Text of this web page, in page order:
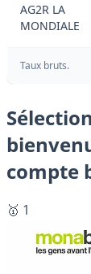
AG2R LA
MONDIALE
Taux bruts.
compte
🥇 1